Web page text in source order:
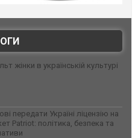
жінки в українській культурі
передати Україні ліцензію на
Patriot: політика, безпека та